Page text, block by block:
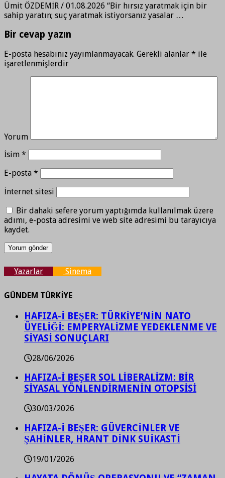
Ümit ÖZDEMİR / 01.08.2026 “Bir hırsız yaratmak için bir
sahip yaratın; suç yaratmak istiyorsanız yasalar …
Bir cevap yazın
E-posta hesabınız yayımlanmayacak. Gerekli alanlar * ile
işaretlenmişlerdir
Yorum
İsim *
E-posta *
İnternet sitesi
Bir dahaki sefere yorum yaptığımda kullanılmak üzere
adımı, e-posta adresimi ve web site adresimi bu tarayıcıya
kaydet.
Yazarlar Sinema
GÜNDEM TÜRKİYE
HAFIZA-İ BEŞER: TÜRKİYE’NİN NATO
ÜYELİĞİ: EMPERYALİZME YEDEKLENME VE
SİYASİ SONUÇLARI
28/06/2026
HAFIZA-İ BEŞER SOL LİBERALİZM: BİR
SİYASAL YÖNLENDİRMENİN OTOPSİSİ
30/03/2026
HAFIZA-İ BEŞER: GÜVERCİNLER VE
ŞAHİNLER, HRANT DİNK SUİKASTİ
19/01/2026